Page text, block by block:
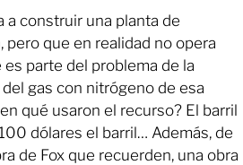
a construir una planta de
pero que en realidad no opera
parte del problema de la
gas con nitrógeno de esa
qué usaron el recurso? El barril
dólares el barril… Además, de
de Fox que recuerden, una obra